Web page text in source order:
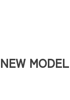
NEW MODEL